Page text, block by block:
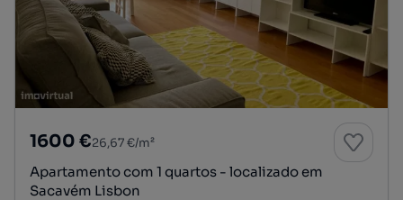
1600 €26,67 €/m²
Apartamento com 1 quartos - localizado em
Sacavém Lisbon